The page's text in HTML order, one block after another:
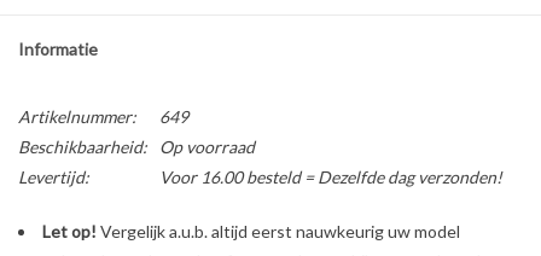
Informatie
Artikelnummer:
649
Beschikbaarheid:
Op voorraad
Levertijd:
Voor 16.00 besteld = Dezelfde dag verzonden!
Let op! Vergelijk a.u.b. altijd eerst nauwkeurig uw model